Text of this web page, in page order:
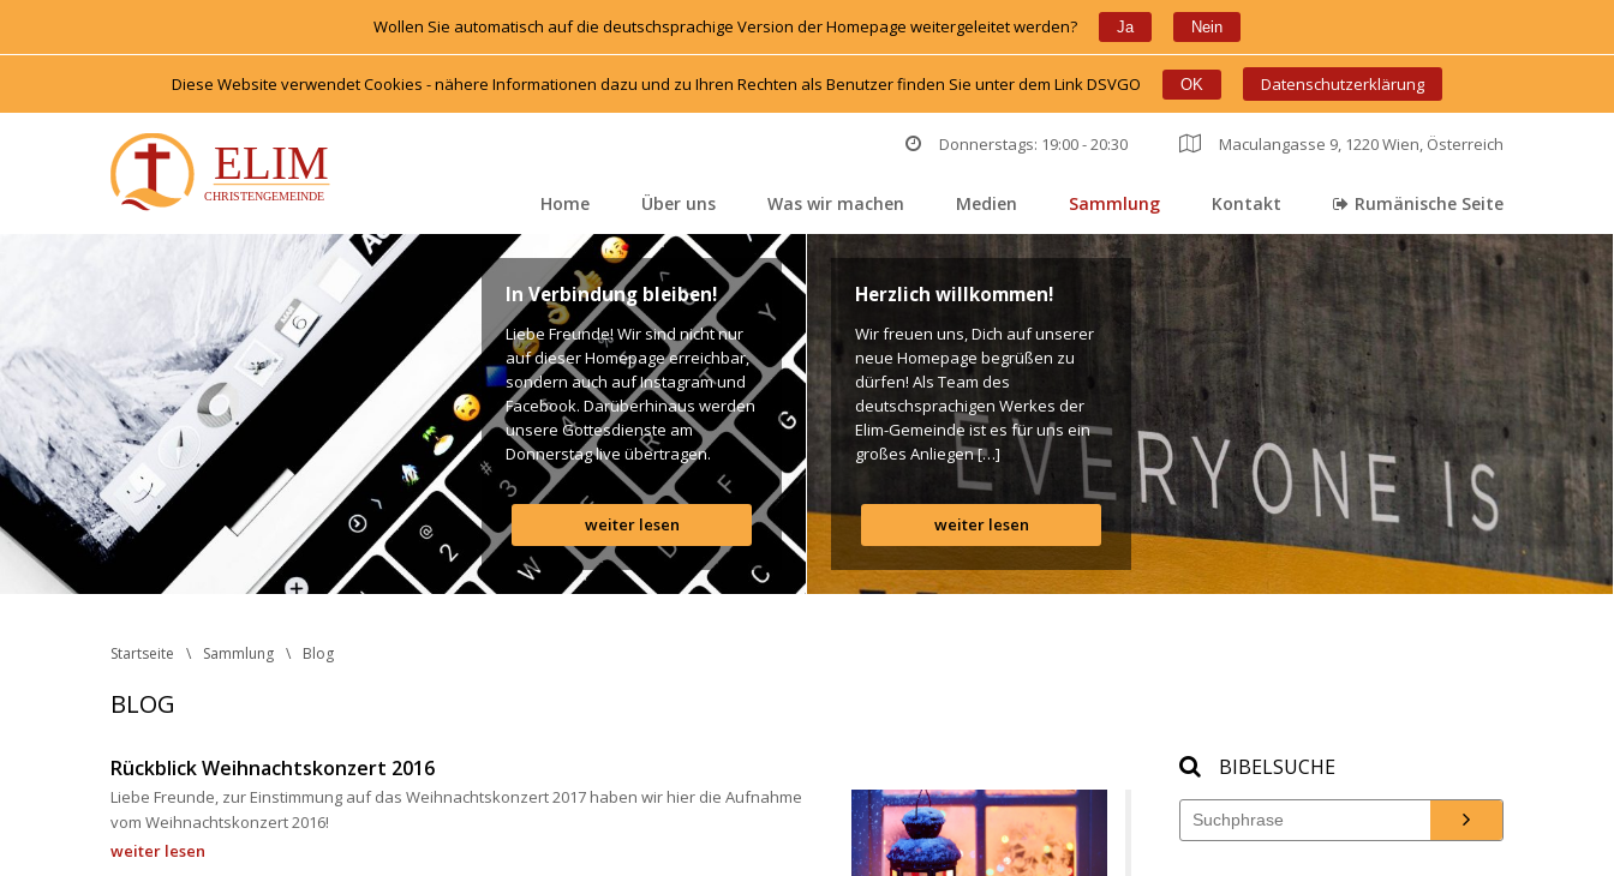
Wollen Sie automatisch auf die deutschsprachige Version der Homepage weitergeleitet werden? Ja Nein
Diese Website verwendet Cookies - nähere Informationen dazu und zu Ihren Rechten als Benutzer finden Sie unter dem Link DSVGO OK Datenschutzerklärung
Donnerstags: 19:00 - 20:30 Maculangasse 9, 1220 Wien, Österreich
Home Über un Was wir machen Medien Sammlung Kontakt Rumänische Seite
In Verbindung bleiben!
Liebe Freunde! Wir sind nicht nur
auf dieser Homepage erreichbar,
ondern auch auf Instagram und
Facebook. Darüberhinaus werden
unsere Gottesdienste am
Donnerstag live übertragen.
Unten findet Ihr dazu alle Links.
Gottes Segen! Live-Übertragung
Gottesdienst: http://ro.elim.at/live
Instagram: http://elim.wien
Facebook:
https://www.facebook.com/elimwien/
weiter lesen
Herzlich willkommen!
Wir freuen uns, Dich auf unserer
neue Homepage begrüßen zu
dürfen! Als Team des
deutschsprachigen Werkes der
Elim-Gemeinde ist es für uns ein
großes Anliegen […]
weiter lesen
Startseite Sammlung Blog
BLOG
Rückblick Weihnachtskonzert 2016
Liebe Freunde, zur Einstimmung auf das Weihnachtskonzert 2017 haben wir hier die Aufnahme
vom Weihnachtskonzert 2016!
weiter lesen
BIBELSUCHE